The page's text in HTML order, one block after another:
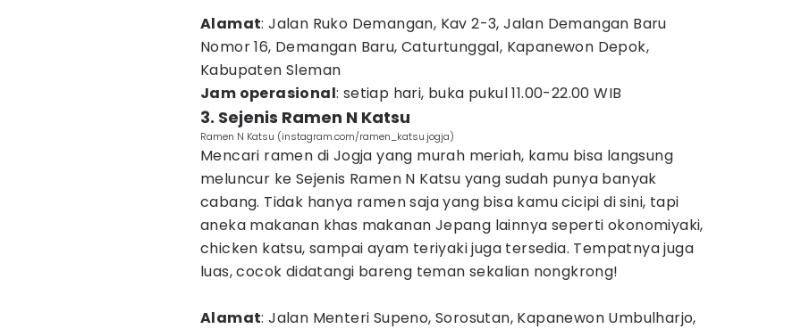
Alamat: Jalan Ruko Demangan, Kav 2-3, Jalan Demangan Baru
Nomor 16, Demangan Baru, Caturtunggal, Kapanewon Depok,
Kabupaten Sleman
Jam operasional: setiap hari, buka pukul 11.00-22.00 WIB
3. Sejenis Ramen N Katsu
Ramen N Katsu (instagram.com/ramen_katsu.jogja)
Mencari ramen di Jogja yang murah meriah, kamu bisa langsung
meluncur ke Sejenis Ramen N Katsu yang sudah punya banyak
cabang. Tidak hanya ramen saja yang bisa kamu cicipi di sini, tapi
aneka makanan khas makanan Jepang lainnya seperti okonomiyaki,
chicken katsu, sampai ayam teriyaki juga tersedia. Tempatnya juga
luas, cocok didatangi bareng teman sekalian nongkrong!
Alamat: Jalan Menteri Supeno, Sorosutan, Kapanewon Umbulharjo,